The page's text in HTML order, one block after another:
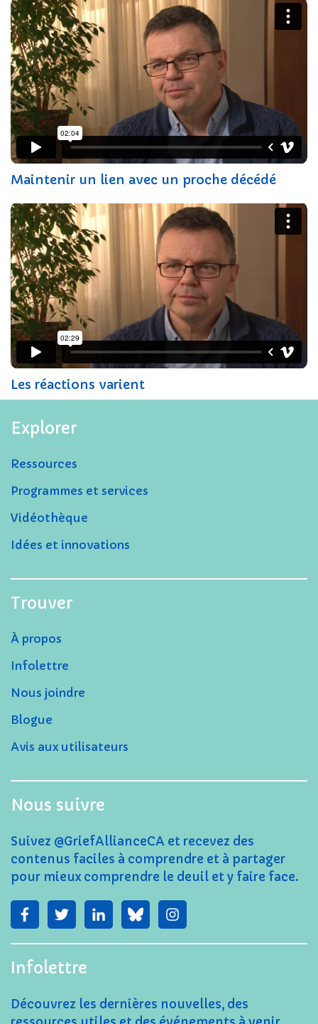
Maintenir un lien avec un proche décédé
Les réactions varient
Explorer
Ressources
Programmes et services
Vidéothèque
Idées et innovations
Trouver
À propos
Infolettre
Nous joindre
Blogue
Avis aux utilisateurs
Nous suivre
Suivez @GriefAllianceCA et recevez des
contenus faciles à comprendre et à partager
pour mieux comprendre le deuil et y faire face.
Infolettre
Découvrez les dernières nouvelles, des